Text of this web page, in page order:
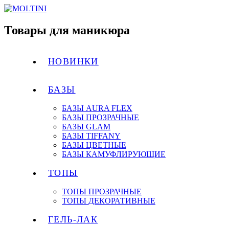
Товары для маникюра
НОВИНКИ
БАЗЫ
БАЗЫ AURA FLEX
БАЗЫ ПРОЗРАЧНЫЕ
БАЗЫ GLAM
БАЗЫ TIFFANY
БАЗЫ ЦВЕТНЫЕ
БАЗЫ КАМУФЛИРУЮЩИЕ
ТОПЫ
ТОПЫ ПРОЗРАЧНЫЕ
ТОПЫ ДЕКОРАТИВНЫЕ
ГЕЛЬ-ЛАК